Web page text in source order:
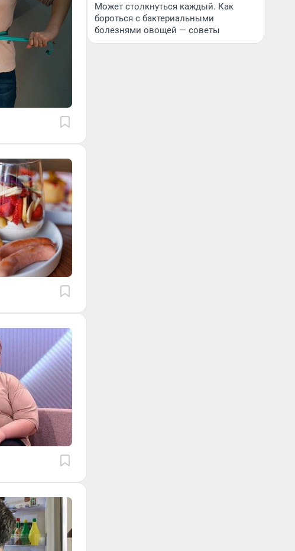
Может столкнуться каждый. Как
бороться с бактериальными
болезнями овощей — советы